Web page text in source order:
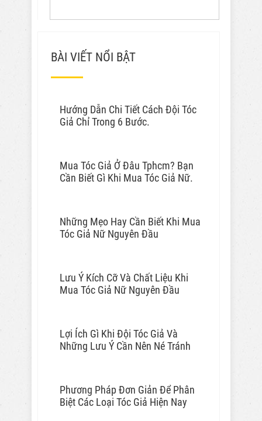
BÀI VIẾT NỔI BẬT
Hướng Dẫn Chi Tiết Cách Đội Tóc
Giả Chỉ Trong 6 Bước.
Mua Tóc Giả Ở Đâu Tphcm? Bạn
Cần Biết Gì Khi Mua Tóc Giả Nữ.
Những Mẹo Hay Cần Biết Khi Mua
Tóc Giả Nữ Nguyên Đầu
Lưu Ý Kích Cỡ Và Chất Liệu Khi
Mua Tóc Giả Nữ Nguyên Đầu
Lợi Ích Gì Khi Đội Tóc Giả Và
Những Lưu Ý Cần Nên Né Tránh
Phương Pháp Đơn Giản Để Phân
Biệt Các Loại Tóc Giả Hiện Nay